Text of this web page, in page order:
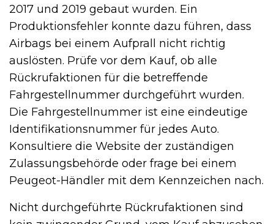
2017 und 2019 gebaut wurden. Ein
Produktionsfehler konnte dazu führen, dass
Airbags bei einem Aufprall nicht richtig
auslösten. Prüfe vor dem Kauf, ob alle
Rückrufaktionen für die betreffende
Fahrgestellnummer durchgeführt wurden.
Die Fahrgestellnummer ist eine eindeutige
Identifikationsnummer für jedes Auto.
Konsultiere die Website der zuständigen
Zulassungsbehörde oder frage bei einem
Peugeot-Händler mit dem Kennzeichen nach.
Nicht durchgeführte Rückrufaktionen sind